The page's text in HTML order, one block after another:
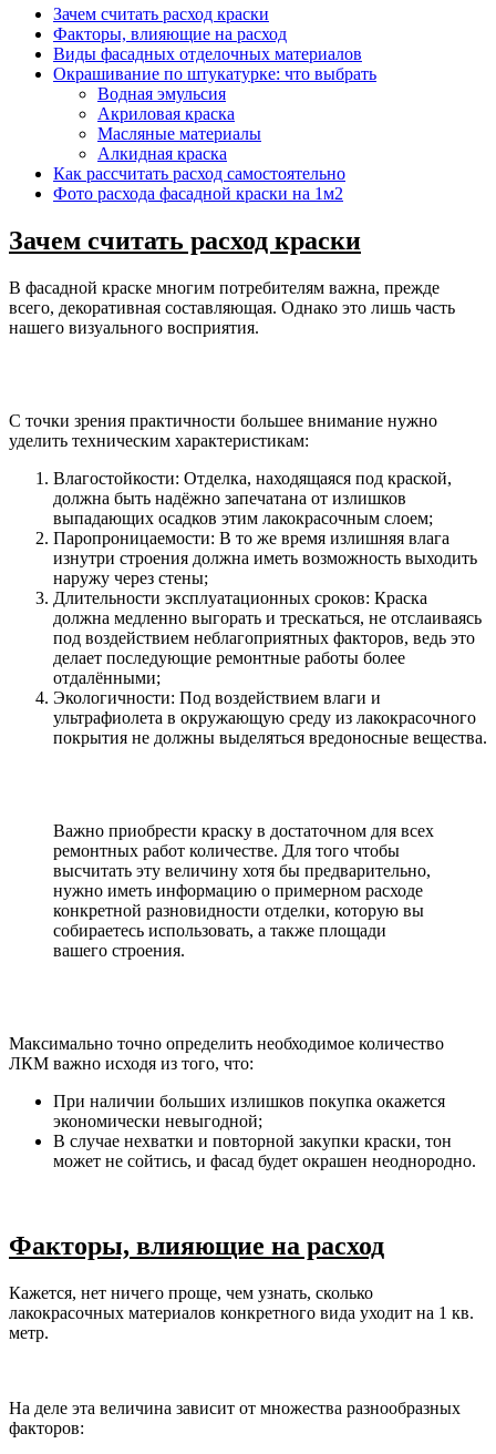
Зачем считать расход краски
Факторы, влияющие на расход
Виды фасадных отделочных материалов
Окрашивание по штукатурке: что выбрать
Водная эмульсия
Акриловая краска
Масляные материалы
Алкидная краска
Как рассчитать расход самостоятельно
Фото расхода фасадной краски на 1м2
Зачем считать расход краски
В фасадной краске многим потребителям важна, прежде
всего, декоративная составляющая. Однако это лишь часть
нашего визуального восприятия.
С точки зрения практичности большее внимание нужно
уделить техническим характеристикам:
Влагостойкости: Отделка, находящаяся под краской,
должна быть надёжно запечатана от излишков
выпадающих осадков этим лакокрасочным слоем;
Паропроницаемости: В то же время излишняя влага
изнутри строения должна иметь возможность выходить
наружу через стены;
Длительности эксплуатационных сроков: Краска
должна медленно выгорать и трескаться, не отслаиваясь
под воздействием неблагоприятных факторов, ведь это
делает последующие ремонтные работы более
отдалёнными;
Экологичности: Под воздействием влаги и
ультрафиолета в окружающую среду из лакокрасочного
покрытия не должны выделяться вредоносные вещества.
Важно приобрести краску в достаточном для всех
ремонтных работ количестве. Для того чтобы
высчитать эту величину хотя бы предварительно,
нужно иметь информацию о примерном расходе
конкретной разновидности отделки, которую вы
собираетесь использовать, а также площади
вашего строения.
Максимально точно определить необходимое количество
ЛКМ важно исходя из того, что:
При наличии больших излишков покупка окажется
экономически невыгодной;
В случае нехватки и повторной закупки краски, тон
может не сойтись, и фасад будет окрашен неоднородно.
Факторы, влияющие на расход
Кажется, нет ничего проще, чем узнать, сколько
лакокрасочных материалов конкретного вида уходит на 1 кв.
метр.
На деле эта величина зависит от множества разнообразных
факторов: